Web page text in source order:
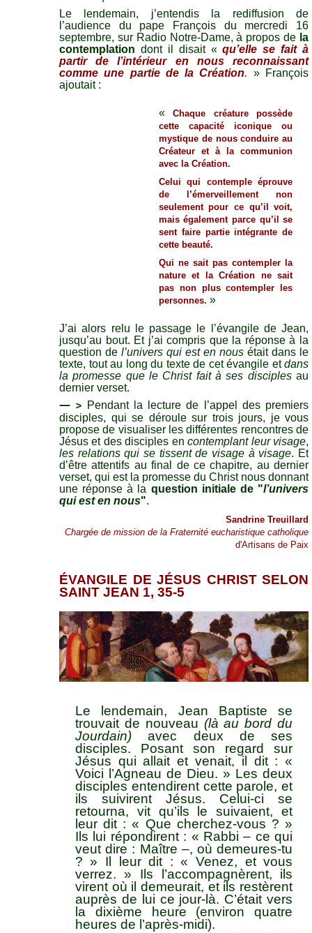
Le lendemain, j’entendis la rediffusion de
l’audience du pape François du mercredi 16
septembre, sur Radio Notre-Dame, à propos de la
contemplation dont il disait «qu’elle se fait à
partir de l’intérieur en nous reconnaissant
comme une partie de la Création. » François
ajoutait :
«Chaque créature possède
cette capacité iconique ou
mystique de nous conduire au
Créateur et à la communion
avec la Création.
Celui qui contemple éprouve
de l’émerveillement non
seulement pour ce qu’il voit,
mais également parce qu’il se
sent faire partie intégrante de
cette beauté.
Qui ne sait pas contempler la
nature et la Création ne sait
pas non plus contempler les
personnes. »
J’ai alors relu le passage le l’évangile de Jean,
jusqu’au bout. Et j’ai compris que la réponse à la
question de l’univers qui est en nous était dans le
texte, tout au long du texte de cet évangile etdans
la promesse que le Christ fait à ses disciplesau
dernier verset.
— > Pendant la lecture de l’appel des premiers
disciples, qui se déroule sur trois jours, je vous
propose de visualiser les différentes rencontres de
Jésus et des disciples encontemplant leur visage,
les relations qui se tissent de visage à visage. Et
d’être attentifs au final de ce chapitre, au dernier
verset, qui est la promesse du Christ nous donnant
une réponse à la question initiale de "l’univers
qui est en nous".
Sandrine Treuillard
Chargée de mission de la Fraternité eucharistique catholique
d'Artisans de Paix
ÉVANGILE DE JÉSUS CHRIST SELON
SAINT JEAN 1, 35-5
Le lendemain, Jean Baptiste se
trouvait de nouveau (là au bord du
Jourdain)avec deux de ses
disciples. Posant son regard sur
Jésus qui allait et venait, il dit : «
Voici l’Agneau de Dieu. » Les deux
disciples entendirent cette parole, et
ils suivirent Jésus. Celui-ci se
retourna, vit qu’ils le suivaient, et
leur dit : « Que cherchez-vous ? »
Ils lui répondirent : « Rabbi – ce qui
veut dire : Maître –, où demeures-tu
? » Il leur dit : « Venez, et vous
verrez. » Ils l’accompagnèrent, ils
virent où il demeurait, et ils restèrent
auprès de lui ce jour-là. C’était vers
la dixième heure (environ quatre
heures de l’après-midi).